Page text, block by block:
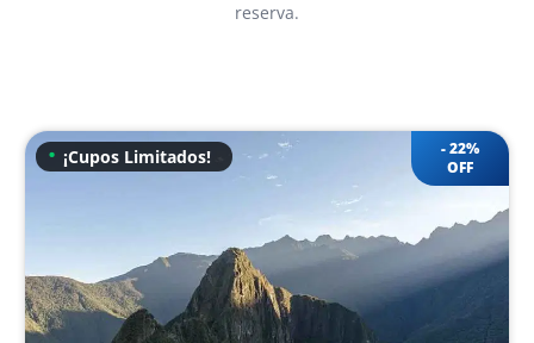
reserva.
¡Cupos Limitados! 22%